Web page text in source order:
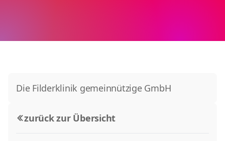
Die Filderklinik gemeinnützige GmbH
zurück zur Übersicht